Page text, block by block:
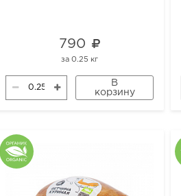
790
за0.25 кг
В
корзину